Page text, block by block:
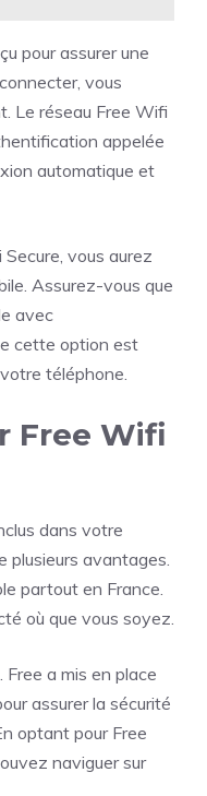
pour assurer une
vous
Le réseau Free Wifi
appelée
automatique et
vous aurez
Assurez-vous que
avec
cette option est
téléphone.
Free Wifi
dans votre
plusieurs avantages.
partout en France.
où que vous soyez.
Free a mis en place
assurer la sécurité
optant pour Free
naviguer sur